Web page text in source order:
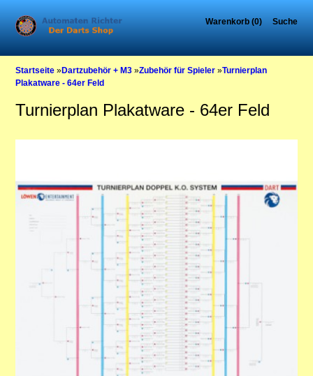
Warenkorb (0) Suche
Startseite »Dartzubehör + M3 »Zubehör für Spieler »Turnierplan
Plakatware - 64er Feld
Turnierplan Plakatware - 64er Feld